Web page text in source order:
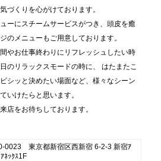
づくりを心がけております。
ーにスチームサービスがつき、頭皮を癒
のメニューもご用意しております。
やお仕事終わりにリフレッシュしたい時
のリラックスモードの時に、 はたまたこ
シッと決めたい場面など、様々なシーン
いけたらと思います。
店をお待ちしております。
0023 東京都新宿区西新宿 6-2-3 新宿ｱ
ﾈｯｸｽ1F